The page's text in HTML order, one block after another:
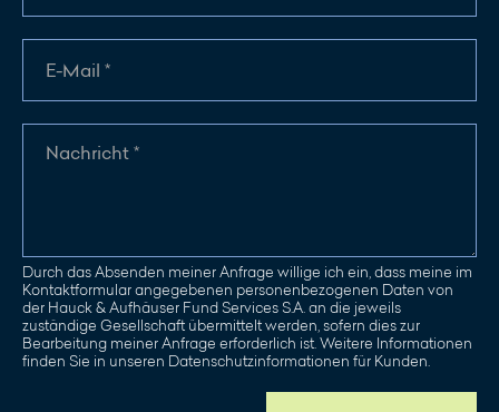
Durch das Absenden meiner Anfrage willige ich ein, dass meine im
Kontaktformular angegebenen personenbezogenen Daten von
der Hauck & Aufhäuser Fund Services S.A. an die jeweils
zuständige Gesellschaft übermittelt werden, sofern dies zur
Bearbeitung meiner Anfrage erforderlich ist. Weitere Informationen
finden Sie in unseren Datenschutzinformationen für Kunden.